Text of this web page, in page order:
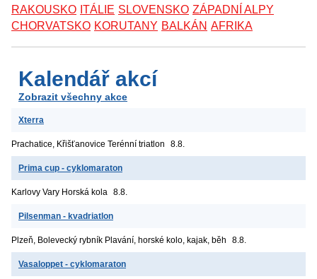
RAKOUSKO ITÁLIE SLOVENSKO ZÁPADNÍ ALPY
CHORVATSKO KORUTANY BALKÁN AFRIKA
Kalendář akcí
Zobrazit všechny akce
Xterra
Prachatice, Křišťanovice Terénní triatlon 8.8.
Prima cup - cyklomaraton
Karlovy Vary Horská kola 8.8.
Pilsenman - kvadriatlon
Plzeň, Bolevecký rybník Plavání, horské kolo, kajak, běh 8.8.
Vasaloppet - cyklomaraton